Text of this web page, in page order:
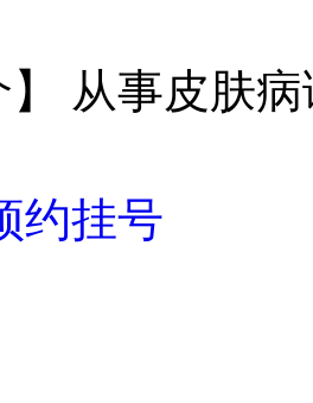
】 从事皮肤
约挂号